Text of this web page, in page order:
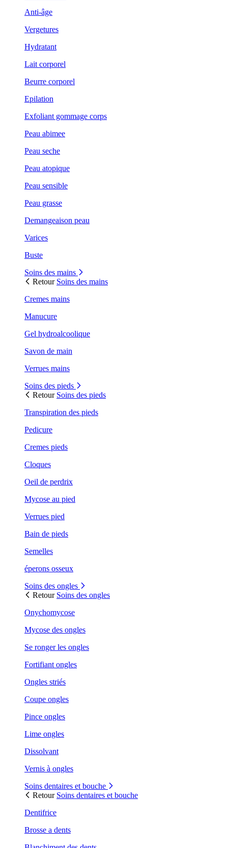
Anti-âge
Vergetures
Hydratant
Lait corporel
Beurre corporel
Epilation
Exfoliant gommage corps
Peau abimee
Peau seche
Peau atopique
Peau sensible
Peau grasse
Demangeaison peau
Varices
Buste
Soins des mains
Retour Soins des mains
Cremes mains
Manucure
Gel hydroalcoolique
Savon de main
Verrues mains
Soins des pieds
Retour Soins des pieds
Transpiration des pieds
Pedicure
Cremes pieds
Cloques
Oeil de perdrix
Mycose au pied
Verrues pied
Bain de pieds
Semelles
éperons osseux
Soins des ongles
Retour Soins des ongles
Onychomycose
Mycose des ongles
Se ronger les ongles
Fortifiant ongles
Ongles striés
Coupe ongles
Pince ongles
Lime ongles
Dissolvant
Vernis à ongles
Soins dentaires et bouche
Retour Soins dentaires et bouche
Dentifrice
Brosse a dents